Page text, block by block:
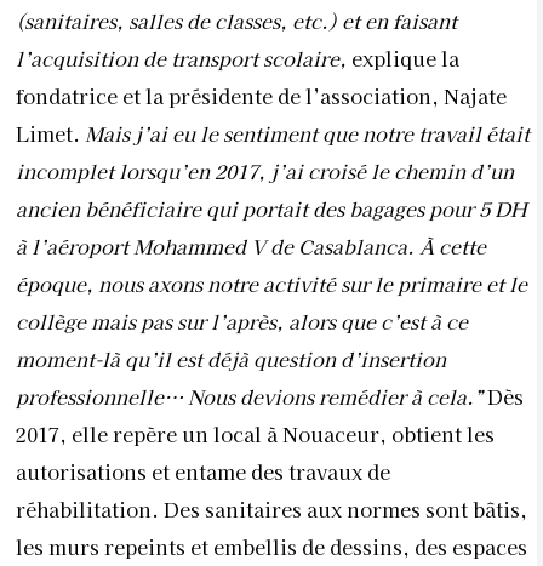
(sanitaires, salles de classes, etc.) et en faisant
l’acquisition de transport scolaire, explique la
fondatrice et la présidente de l’association, Najate
Limet. Mais j’ai eu le sentiment que notre travail était
incomplet lorsqu’en 2017, j’ai croisé le chemin d’un
ancien bénéficiaire qui portait des bagages pour 5 DH
à l’aéroport Mohammed V de Casablanca. À cette
époque, nous axons notre activité sur le primaire et le
collège mais pas sur l’après, alors que c’est à ce
moment-là qu’il est déjà question d’insertion
professionnelle… Nous devions remédier à cela.”Dès
2017, elle repère un local à Nouaceur, obtient les
autorisations et entame des travaux de
réhabilitation. Des sanitaires aux normes sont bâtis,
les murs repeints et embellis de dessins, des espaces